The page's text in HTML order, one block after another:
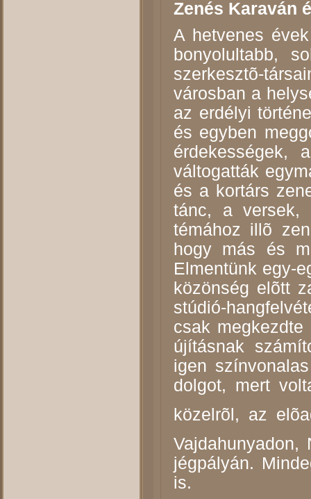
Zenés Karaván
A hetvenes
bonyolultabb,
szerkesztõ-
városban a
az erdélyi
és egyben
érdekességek,
váltogatták
és a kortárs
tánc, a versek,
témához illõ
hogy más és
Elmentünk egy-
közönség elõtt
stúdió-
csak
újításnak
igen
dolgot, mert
közelrõl, az
Vajdahunyadon,
jégpályán.
is.